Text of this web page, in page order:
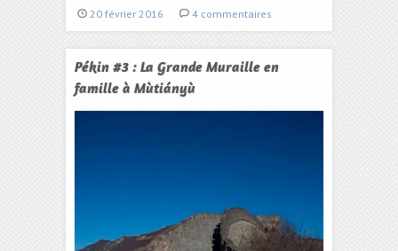
20 février 2016 4 commentaires
Pékin #3 : La Grande Muraille en
famille à Mùtiányù